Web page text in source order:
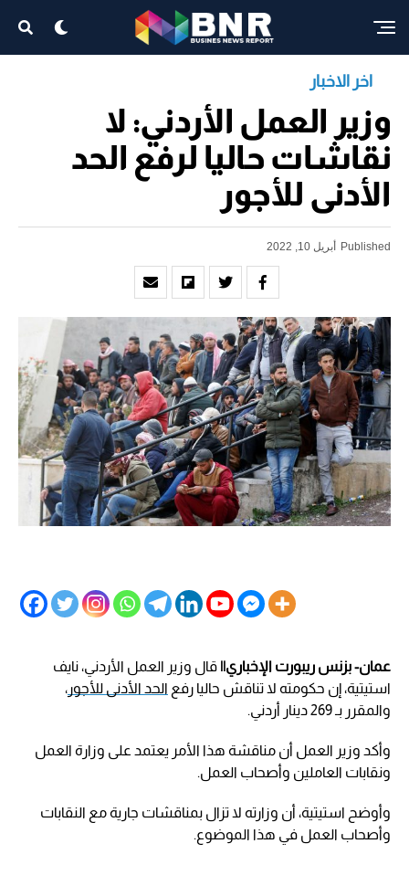
اخر الاخبار
وزير العمل الأردني: لا
نقاشات حاليا لرفع الحد
الأدنى للأجور
Published أبريل 10, 2022
عمان- بزنس ريبورت الإخباري|| قال وزير العمل الأردني، نايف
استيتية، إن حكومته لا تناقش حاليا رفع الحد الأدنى للأجور ،
والمقرر بـ 269 دينار أردني.
وأكد وزير العمل أن مناقشة هذا الأمر يعتمد على وزارة العمل
ونقابات العاملين وأصحاب العمل.
وأوضح استيتية، أن وزارته لا تزال بمناقشات جارية مع النقابات
وأصحاب العمل في هذا الموضوع.